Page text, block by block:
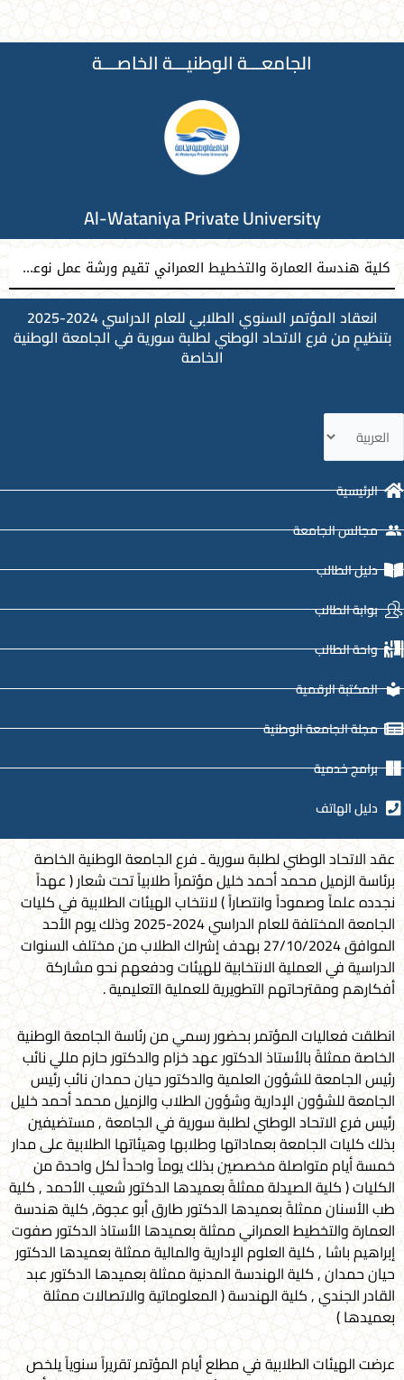
الجامعـــة الوطنيـــة الخاصـــة
Al-Wataniya Private University
كلية هندسة العمارة والتخطيط العمراني تقيم ورشة عمل نوعية نحو إعداد مشاريع تخرج معمارية مميزة
انعقاد المؤتمر السنوي الطلابي للعام الدراسي 2024-2025
بتنظيمٍ من فرع الاتحاد الوطني لطلبة سورية في الجامعة الوطنية
الخاصة
اختر
لغة
الرئيسية
مجالس الجامعة
دليل الطالب
بوابة الطالب
واحة الطالب
المكتبة الرقمية
مجلة الجامعة الوطنية
برامج خدمية
دليل الهاتف
عقد الاتحاد الوطني لطلبة سورية ـ فرع الجامعة الوطنية الخاصة
برئاسة الزميل محمد أحمد خليل مؤتمراً طلابياً تحت شعار ( عهداً
نجدده علماً وصموداً وانتصاراً ) لانتخاب الهيئات الطلابية في كليات
الجامعة المختلفة للعام الدراسي 2024-2025 وذلك يوم الأحد
الموافق 27/10/2024 بهدف إشراك الطلاب من مختلف السنوات
الدراسية في العملية الانتخابية للهيئات ودفعهم نحو مشاركة
أفكارهم ومقترحاتهم التطويرية للعملية التعليمية .
انطلقت فعاليات المؤتمر بحضور رسمي من رئاسة الجامعة الوطنية
الخاصة ممثلةً بالأستاذ الدكتور عهد خزام والدكتور حازم مللي نائب
رئيس الجامعة للشؤون العلمية والدكتور حيان حمدان نائب رئيس
الجامعة للشؤون الإدارية وشؤون الطلاب والزميل محمد أحمد خليل
رئيس فرع الاتحاد الوطني لطلبة سورية في الجامعة , مستضيفين
بذلك كليات الجامعة بعماداتها وطلابها وهيئاتها الطلابية على مدار
خمسة أيام متواصلة مخصصين بذلك يوماً واحداً لكل واحدة من
الكليات ( كلية الصيدلة ممثلةً بعميدها الدكتور شعيب الأحمد , كلية
طب الأسنان ممثلةً بعميدها الدكتور طارق أبو عجوة, كلية هندسة
العمارة والتخطيط العمراني ممثلة بعميدها الأستاذ الدكتور صفوت
إبراهيم باشا , كلية العلوم الإدارية والمالية ممثلة بعميدها الدكتور
حيان حمدان , كلية الهندسة المدنية ممثلة بعميدها الدكتور عبد
القادر الجندي , كلية الهندسة ( المعلوماتية والاتصالات ممثلة
بعميدها )
عرضت الهيئات الطلابية في مطلع أيام المؤتمر تقريراً سنوياً يلخص